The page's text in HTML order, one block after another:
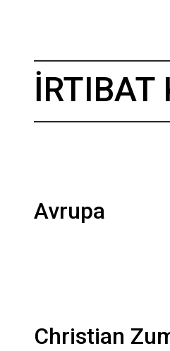
İRTIBAT
Avrupa
Christian